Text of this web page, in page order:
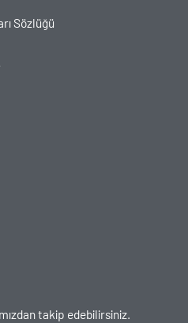
Sözlüğü
takip edebilirsiniz.